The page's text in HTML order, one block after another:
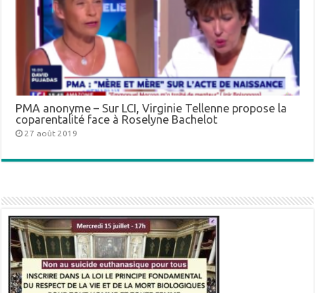
PMA anonyme – Sur LCI, Virginie Tellenne propose la
coparentalité face à Roselyne Bachelot
27 août 2019